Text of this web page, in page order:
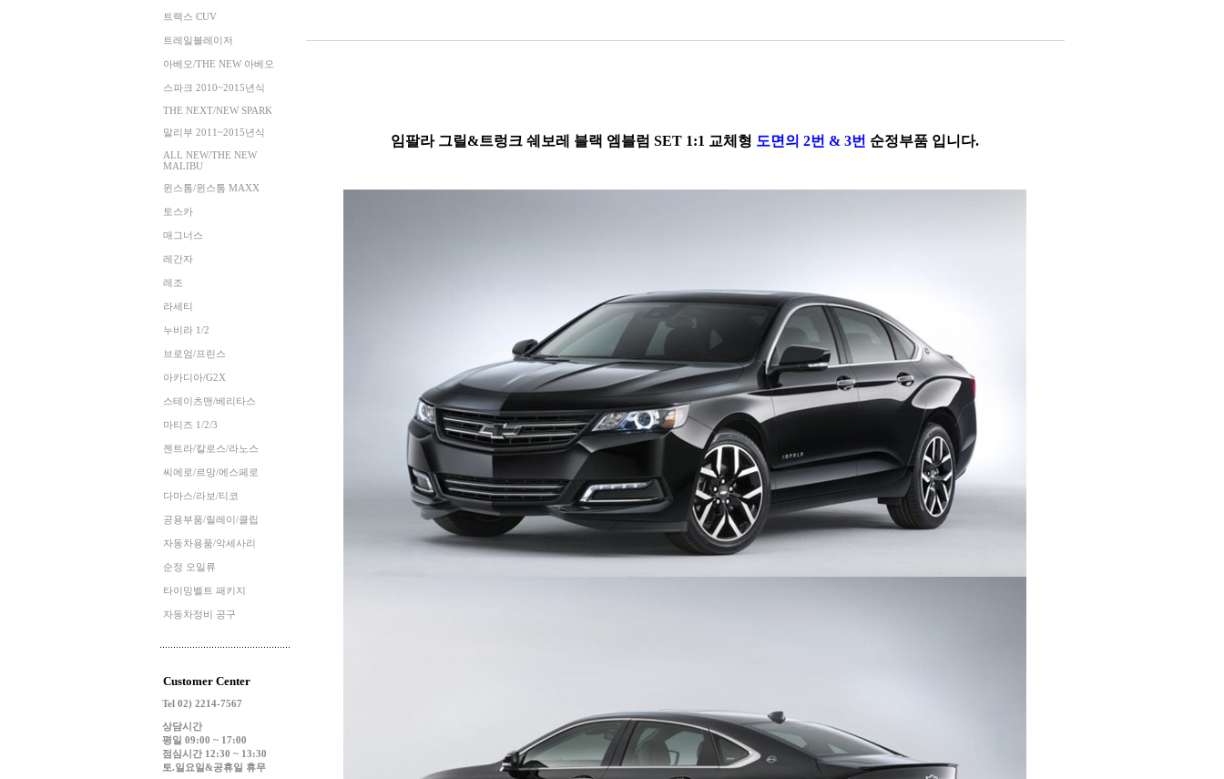
트랙스 CUV
트레일블레이저
아베오/THE NEW 아베오
스파크 2010~2015년식
THE NEXT/NEW SPARK
말리부 2011~2015년식
ALL NEW/THE NEW
MALIBU
윈스톰/윈스톰 MAXX
토스카
매그너스
레간자
레조
라세티
누비라 1/2
브로엄/프린스
아카디아/G2X
스테이츠맨/베리타스
마티즈 1/2/3
젠트라/칼로스/라노스
씨에로/르망/에스페로
다마스/라보/티코
공용부품/릴레이/클립
자동차용품/악세사리
순정 오일류
타이밍벨트 패키지
자동차정비 공구
Customer Center
Tel 02) 2214-7567
상담시간
평일 09:00 ~ 17:00
점심시간 12:30 ~ 13:30
토.일요일&공휴일 휴무
임팔라 그릴&트렁크 쉐보레 블랙 엠블럼 SET 1:1 교체형 도면의 2번 & 3번 순정부품 입니다.